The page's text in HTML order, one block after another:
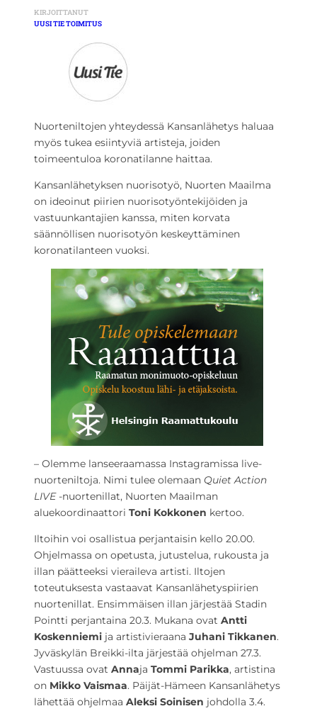
KIRJOITTANUT
UUSI TIE TOIMITUS
Nuorteniltojen yhteydessä Kansanlähetys haluaa
myös tukea esiintyviä artisteja, joiden
toimeentuloa koronatilanne haittaa.
Kansanlähetyksen nuorisotyö, Nuorten Maailma
on ideoinut piirien nuorisotyöntekijöiden ja
vastuunkantajien kanssa, miten korvata
säännöllisen nuorisotyön keskeyttäminen
koronatilanteen vuoksi.
– Olemme lanseeraamassa Instagramissa live-
nuorteniltoja. Nimi tulee olemaan Quiet Action
LIVE-nuortenillat, Nuorten Maailman
aluekoordinaattori Toni Kokkonen kertoo.
Iltoihin voi osallistua perjantaisin kello 20.00.
Ohjelmassa on opetusta, jutustelua, rukousta ja
illan päätteeksi vieraileva artisti. Iltojen
toteutuksesta vastaavat Kansanlähetyspiirien
nuortenillat. Ensimmäisen illan järjestää Stadin
Pointti perjantaina 20.3. Mukana ovat Antti
Koskenniemi ja artistivieraana Juhani Tikkanen.
Jyväskylän Breikki-ilta järjestää ohjelman 27.3.
Vastuussa ovat Annaja Tommi Parikka, artistina
on Mikko Vaismaa. Päijät-Hämeen Kansanlähetys
lähettää ohjelmaa Aleksi Soinisen johdolla 3.4.